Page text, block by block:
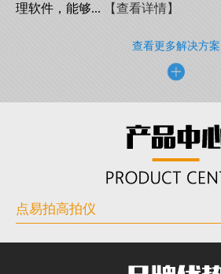
理软件，能够...【查看详情】
查看更多解决方案
点易拍高拍仪